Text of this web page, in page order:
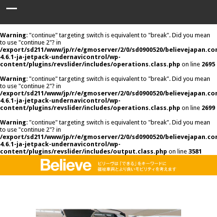
Warning: "continue" targeting switch is equivalent to "break". Did you mean
to use "continue 2"? in
/export/sd211/www/jp/r/e/gmoserver/2/0/sd0900520/
4.6.1-ja-jetpack-undernavicontrol/wp-
content/plugins/revslider/includes/operations.class.php on line 2695
Warning: "continue" targeting switch is equivalent to "break". Did you mean
to use "continue 2"? in
/export/sd211/www/jp/r/e/gmoserver/2/0/sd0900520/
4.6.1-ja-jetpack-undernavicontrol/wp-
content/plugins/revslider/includes/operations.class.php on line 2699
Warning: "continue" targeting switch is equivalent to "break". Did you mean
to use "continue 2"? in
/export/sd211/www/jp/r/e/gmoserver/2/0/sd0900520/
4.6.1-ja-jetpack-undernavicontrol/wp-
content/plugins/revslider/includes/output.class.php on line 3581